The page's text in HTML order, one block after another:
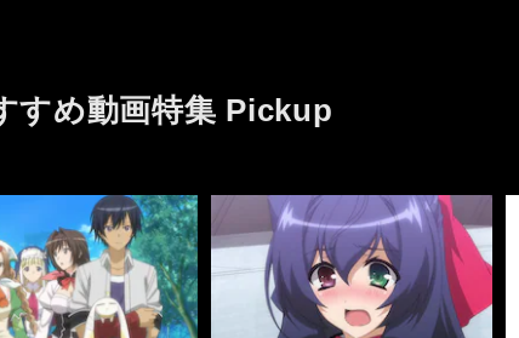
すめ動画特集 Pickup